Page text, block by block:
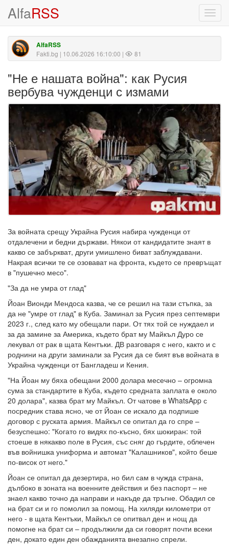
AlfaRSS
AlfaRSS
Fakti.bg | 10.06.2026 16:10:00 | 81
"Не е нашата война": как Русия
вербува чужденци с измами
За войната срещу Украйна Русия набира чужденци от
отдалечени и бедни държави. Някои от кандидатите знаят в
какво се забъркват, други умишлено биват заблуждавани.
Накрая всички те се озовават на фронта, където се превръщат
в "пушечно месо".
"За да не умра от глад"
Йоан Вионди Мендоса казва, че се решил на тази стъпка, за
да не "умре от глад" в Куба. Заминал за Русия през септември
2023 г., след като му обещали пари. От тях той се нуждаел и
за да замине за Америка, където брат му Майкъл Дуро се
лекувал от рак в щата Кентъки. ДВ разговаря с него, както и с
роднини на други заминали за Русия да се бият във войната в
Украйна чужденци от Бангладеш и Кения.
"На Йоан му бяха обещани 2000 долара месечно – огромна
сума за стандартите в Куба, където средната заплата е около
20 долара", казва брат му Майкъл. От чатове в WhatsApp с
посредник става ясно, че от Йоан се искало да подпише
договор с руската армия. Майкъл се опитал да го спре –
безуспешно: "Когато го видях по-късно, бях шокиран: той
стоеше в някакво поле в Русия, със сняг до гърдите, облечен
във войнишка униформа и автомат "Калашников", който беше
по-висок от него."
Йоан се опитал да дезертира, но бил сам в чужда страна,
дълбоко в зоната на военните действия и без паспорт – не
знаел какво точно да направи и накъде да тръгне. Обадил се
на брат си и го помолил за помощ. На хиляди километри от
него - в щата Кентъки, Майкъл се опитвал ден и нощ да
помогне на брат си – продължили да си говорят почти всеки
ден, докато един ден обажданията внезапно спрели.